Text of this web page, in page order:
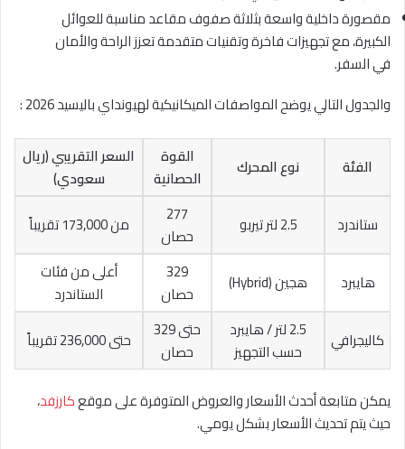
مقصورة داخلية واسعة بثلاثة صفوف مقاعد مناسبة للعوائل
الكبيرة، مع تجهيزات فاخرة وتقنيات متقدمة تعزز الراحة والأمان
في السفر.
والجدول التالي يوضح المواصفات الميكانيكية لهيونداي باليسيد 2026 :
الفئة نوع المحرك
القوة
الحصانية
السعر التقريبي (ريال
سعودي)
ستاندرد
2.5 لتر تيربو
277
حصان
من 173,000 تقريباً
هايبرد هجين (Hybrid)
329
حصان
أعلى من فئات
الستاندرد
كاليجرافي
2.5 لتر / هايبرد
حسب التجهيز
حتى 329
حصان
حتى 236,000 تقريباً
يمكن متابعة أحدث الأسعار والعروض المتوفرة على موقعكارزفد،
حيث يتم تحديث الأسعار بشكل يومي.